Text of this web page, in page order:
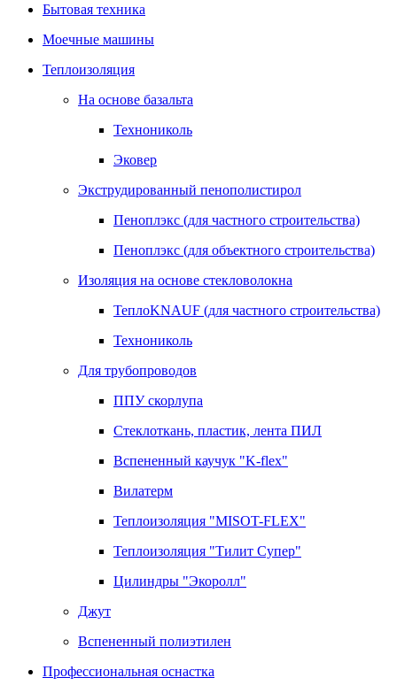
Бытовая техника
Моечные машины
Теплоизоляция
На основе базальта
Технониколь
Эковер
Экструдированный пенополистирол
Пеноплэкс (для частного строительства)
Пеноплэкс (для объектного строительства)
Изоляция на основе стекловолокна
ТеплоKNAUF (для частного строительства)
Технониколь
Для трубопроводов
ППУ скорлупа
Стеклоткань, пластик, лента ПИЛ
Вспененный каучук "K-flex"
Вилатерм
Теплоизоляция "MISOT-FLEX"
Теплоизоляция "Тилит Супер"
Цилиндры "Экоролл"
Джут
Вспененный полиэтилен
Профессиональная оснастка